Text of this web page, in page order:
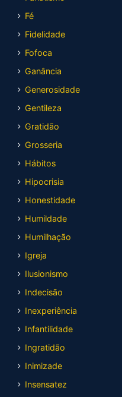
Fé
Fidelidade
Fofoca
Ganância
Generosidade
Gentileza
Gratidão
Grosseria
Hábitos
Hipocrisia
Honestidade
Humildade
Humilhação
Igreja
Ilusionismo
Indecisão
Inexperiência
Infantilidade
Ingratidão
Inimizade
Insensatez